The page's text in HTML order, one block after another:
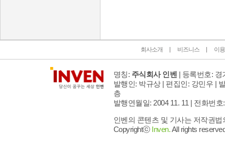
회사소개 비즈니스 이
명칭: 주식회사 인벤 | 등록번호: 경
발행인: 박규상 | 편집인: 강민우 |
층
발행연월일: 2004 11. 11 | 전화번호
인벤의 콘텐츠 및 기사는 저작권
Copyrightⓒ Inven.All rights